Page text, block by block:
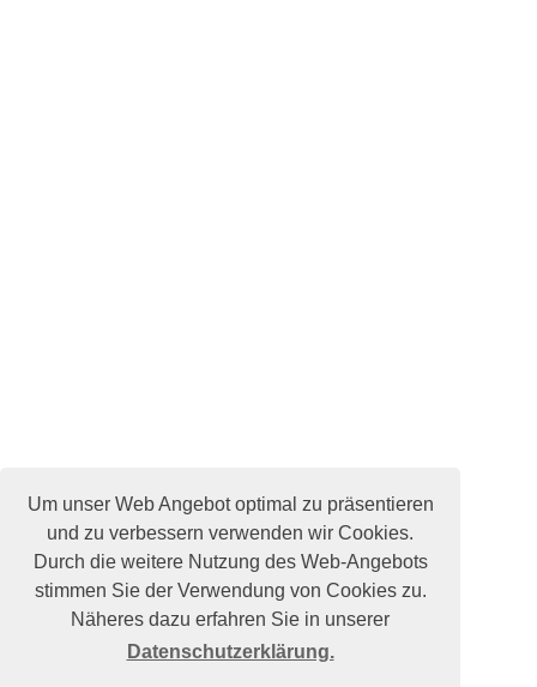
Um unser Web Angebot optimal zu präsentieren
und zu verbessern verwenden wir Cookies.
Durch die weitere Nutzung des Web-Angebots
stimmen Sie der Verwendung von Cookies zu.
Näheres dazu erfahren Sie in unserer
Datenschutzerklärung.